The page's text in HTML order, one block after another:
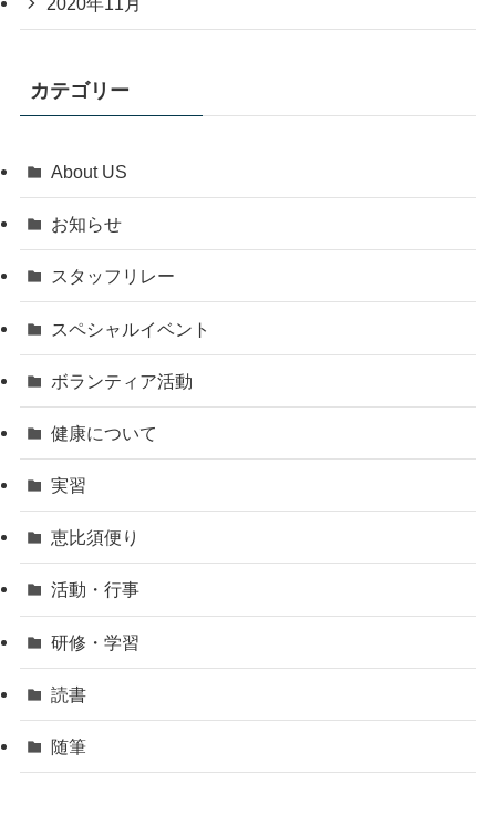
カテゴリー
About US
お知らせ
スタッフリレー
スペシャルイベント
ボランティア活動
健康について
実習
恵比須便り
活動・行事
研修・学習
読書
随筆